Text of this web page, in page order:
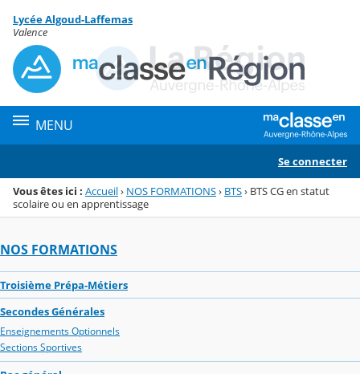
Menu de la rubrique
Contenu
Lycée Algoud-Laffemas
Valence
MENU
Se connecter
Vous êtes ici : Accueil› NOS FORMATIONS› BTS› BTS CG en statut
scolaire ou en apprentissage
NOS FORMATIONS
Troisième Prépa-Métiers
Secondes Générales
Enseignements Optionnels
Sections Sportives